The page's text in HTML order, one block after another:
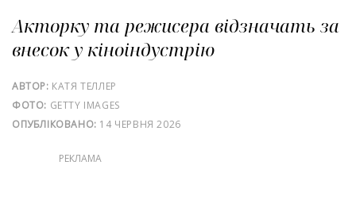
Акторку та режисера відзначать за
внесок у кіноіндустрію
АВТОР: КАТЯ ТЕЛЛЕР
ФОТО: GETTY IMAGES
ОПУБЛІКОВАНО: 14 ЧЕРВНЯ 2026